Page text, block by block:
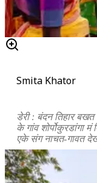
Smita Khator
डेरी : बंदन तिहार
के गांव शोर्पोकुरडांगा
एके संग नाचत-गावत